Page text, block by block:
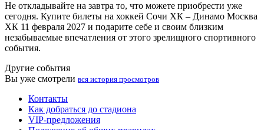
Не откладывайте на завтра то, что можете приобрести уже
сегодня. Купите билеты на хоккей Сочи ХК – Динамо Москва
ХК 11 февраля 2027 и подарите себе и своим близким
незабываемые впечатления от этого зрелищного спортивного
события.
Другие события
Вы уже смотрели вся история просмотров
Контакты
Как добраться до стадиона
VIP-предложения